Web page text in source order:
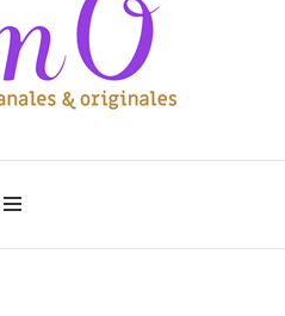
Créations
& originales